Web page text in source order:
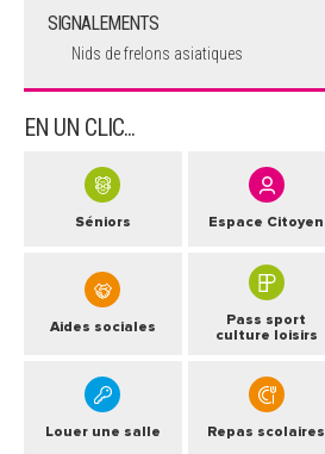
SIGNALEMENTS
Nids de frelons asiatiques
EN UN CLIC...
Séniors Espace Citoyen
Aides sociales
Pass sport
culture loisirs
Louer une salle Repas scolaires